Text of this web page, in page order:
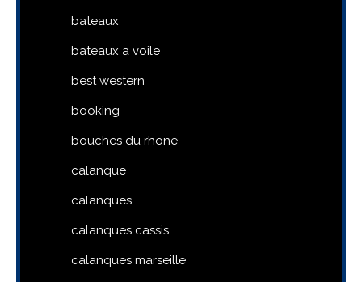
bateaux
bateaux a voile
best western
booking
bouches du rhone
calanque
calanques
calanques cassis
calanques marseille